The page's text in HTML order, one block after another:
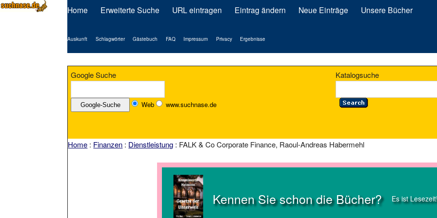
Home Erweiterte Suche URL eintragen Eintrag ändern Neue Einträge Unsere Bücher
Auskunft Schlagwörter Gästebuch FAQ Impressum Privacy Ergebnisse
Google Suche
Web www.suchnase.de
Katalogsuche
Home : Finanzen : Dienstleistung : FALK & Co Corporate Finance, Raoul-Andreas Habermehl
Kennen Sie schon die Bücher? Es ist